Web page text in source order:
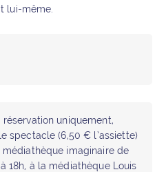
lui-même.
réservation uniquement,
spectacle (6,50 € l’assiette)
médiathèque imaginaire de
18h, à la médiathèque Louis